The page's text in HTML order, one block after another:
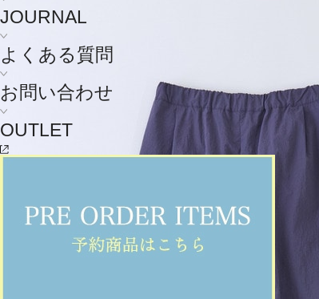
JOURNAL
よくある質問
お問い合わせ
OUTLET